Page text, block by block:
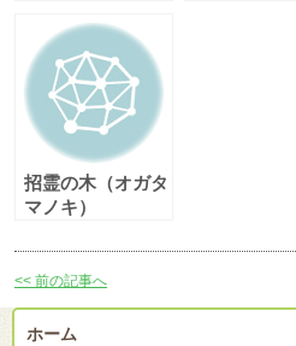
招霊の木（オガタ
マノキ）
<< 前の記事へ
ホーム